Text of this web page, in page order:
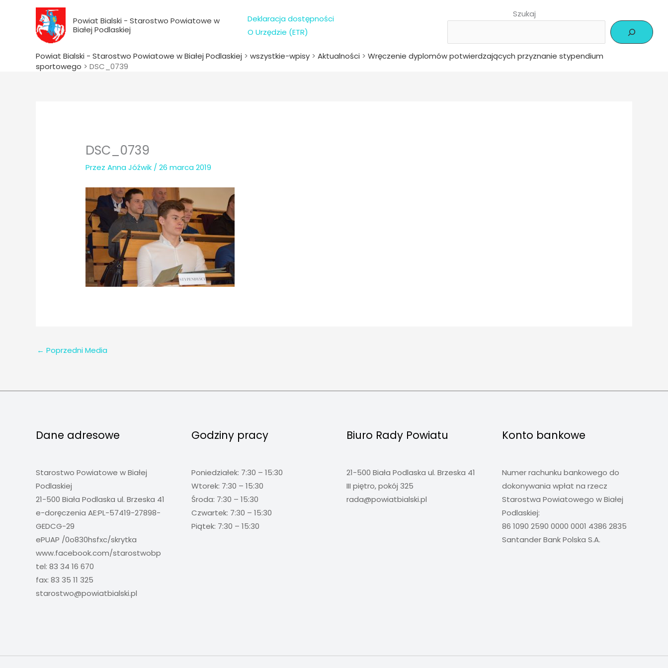
Powiat Bialski - Starostwo Powiatowe w
Białej Podlaskiej
Deklaracja dostępności
O Urzędzie (ETR)
Szukaj
Powiat Bialski - Starostwo Powiatowe w Białej Podlaskiej > wszystkie-wpisy > Aktualności > Wręczenie dyplomów potwierdzających przyznanie stypendium
sportowego > DSC_0739
DSC_0739
PrzezAnna Jóźwik /26 marca 2019
← Poprzedni Media
Dane adresowe
Starostwo Powiatowe w Białej
Podlaskiej
21-500 Biała Podlaska ul. Brzeska 41
e-doręczenia AE:PL-57419-27898-
GEDCG-29
ePUAP /0o830hsfxc/skrytka
www.facebook.com/starostwobp
tel: 83 34 16 670
fax: 83 35 11 325
starostwo@powiatbialski.pl
Godziny pracy
Poniedziałek: 7:30 – 15:30
Wtorek: 7:30 – 15:30
Środa: 7:30 – 15:30
Czwartek: 7:30 – 15:30
Piątek: 7:30 – 15:30
Biuro Rady Powiatu
21-500 Biała Podlaska ul. Brzeska 41
III piętro, pokój 325
rada@powiatbialski.pl
Konto bankowe
Numer rachunku bankowego do
dokonywania wpłat na rzecz
Starostwa Powiatowego w Białej
Podlaskiej:
86 1090 2590 0000 0001 4386 2835
Santander Bank Polska S.A.